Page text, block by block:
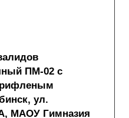
ПМ-02 с
рифленым
ул.
МАОУ Гимназия